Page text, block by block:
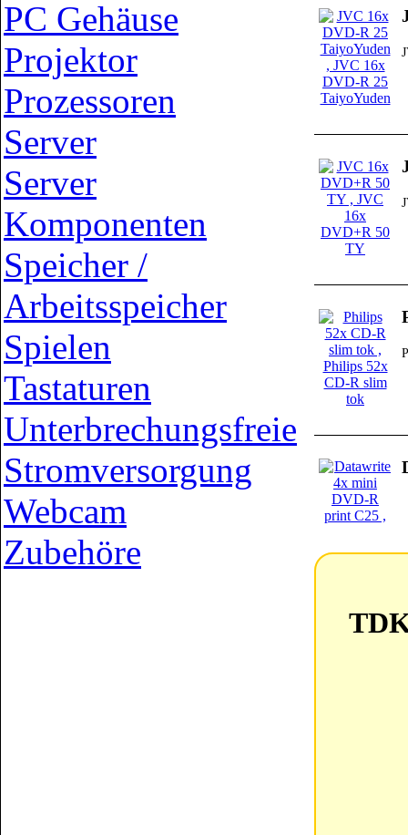
PC Gehäuse
Projektor
Prozessoren
Server
Server
Komponenten
Speicher /
Arbeitsspeicher
Spielen
Tastaturen
Unterbrechungsfreie
Stromversorgung
Webcam
Zubehöre